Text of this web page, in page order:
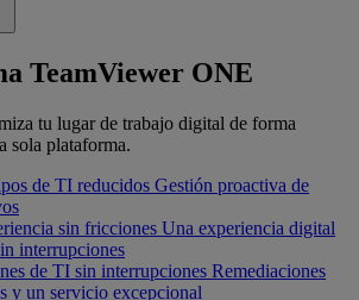
TeamViewer ONE
tu lugar de trabajo digital de forma
sola plataforma.
de TI reducidos Gestión proactiva de
sin fricciones Una experiencia digital
interrupciones
de TI sin interrupciones Remediaciones
y un servicio excepcional